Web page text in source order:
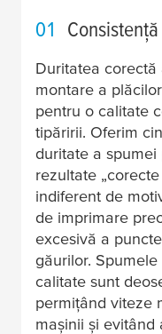
01
Duritatea corectă
montare a
pentru o calitate
tipăririi. Oferim
duritate a
rezultate
indiferent de
de imprimare
excesivă a
găurilor.
calitate sunt
permițând viteze
mașinii și evitând